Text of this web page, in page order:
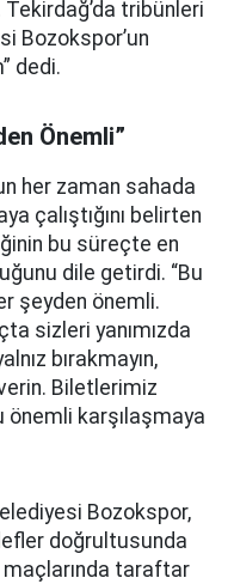
tribünleri
Bozokspor’un
dedi.
Önemli”
her zaman sahada
çalıştığını belirten
bu süreçte en
dile getirdi. “Bu
şeyden önemli.
sizleri yanımızda
bırakmayın,
Biletlerimiz
önemli karşılaşmaya
Bozokspor,
doğrultusunda
taraftar